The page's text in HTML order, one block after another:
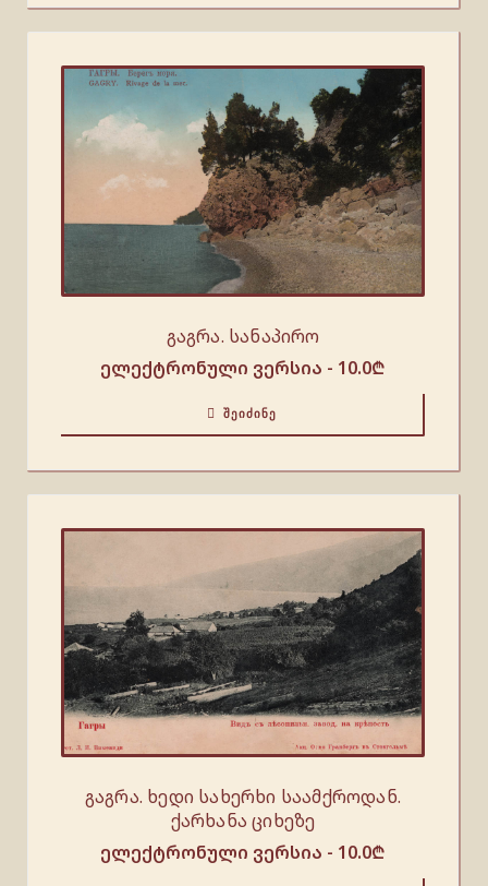
გაგრა. სანაპირო
ელექტრონული ვერსია - 10.0₾
ᲨᲔᲘᲫᲘᲜᲔ
გაგრა. ხედი სახერხი საამქროდან.
ქარხანა ციხეზე
ელექტრონული ვერსია - 10.0₾